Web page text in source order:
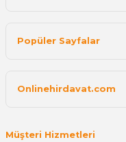
Popüler Sayfalar
Onlinehirdavat.com
Müşteri Hizmetleri